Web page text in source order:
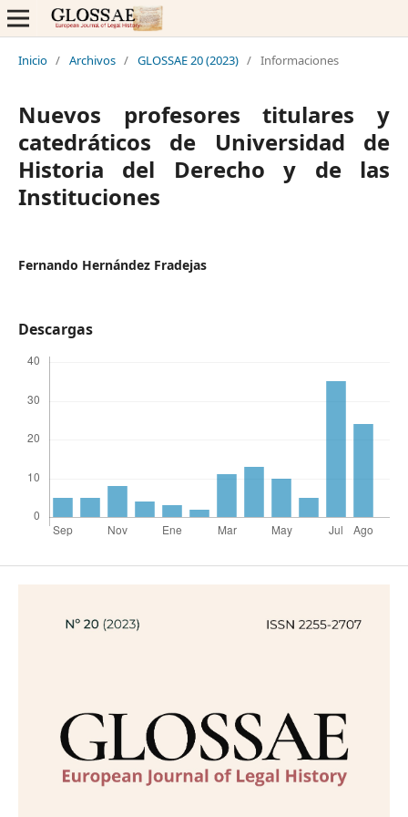
Inicio / Archivos / GLOSSAE 20 (2023) / Informaciones
Nuevos profesores titulares y
catedráticos de Universidad de
Historia del Derecho y de las
Instituciones
Fernando Hernández Fradejas
Descargas